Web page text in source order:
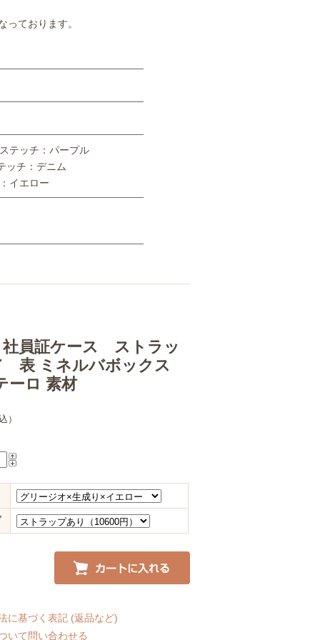
ております。
テッチ：パープル
ッチ：デニム
イエロー
社員証ケース ストラッ
表 ミネルバボックス
ーロ 素材
）
に基づく表記 (返品など)
いて問い合わせる